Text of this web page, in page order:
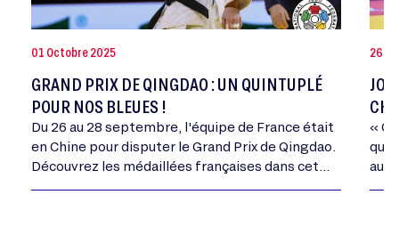
01 Octobre 2025
GRAND PRIX DE QINGDAO : UN QUINTUPLÉ
POUR NOS BLEUES !
Du 26 au 28 septembre, l'équipe de France était
en Chine pour disputer le Grand Prix de Qingdao.
Découvrez les médaillées françaises dans cet
26
«
qui